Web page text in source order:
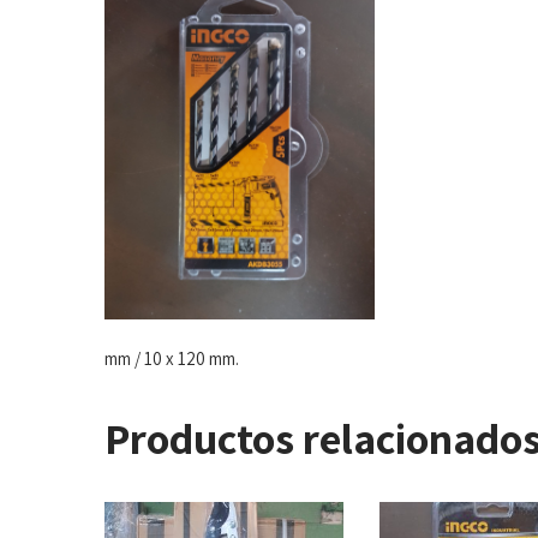
mm / 10 x 120 mm.
Productos